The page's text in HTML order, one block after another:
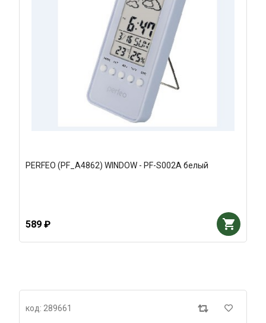
PERFEO (PF_A4862) WINDOW - PF-S002A белый
589 ₽
код: 289661